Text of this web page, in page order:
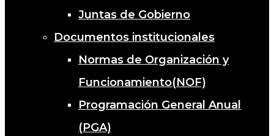
Juntas de Gobierno
Documentos institucionales
Normas de Organización y
Funcionamiento(NOF)
Programación General Anual
(PGA)